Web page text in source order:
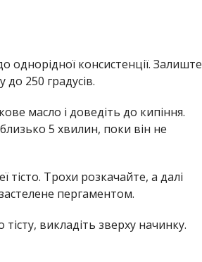
однорідної консистенції. Залиште
до 250 градусів.
масло і доведіть до кипіння.
5 хвилин, поки він не
Трохи розкачайте, а далі
пергаментом.
викладіть зверху начинку.